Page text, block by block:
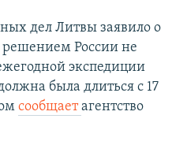
дел Литвы заявило о
решением России не
экспедиции
была длиться с 17
сообщаетагентство